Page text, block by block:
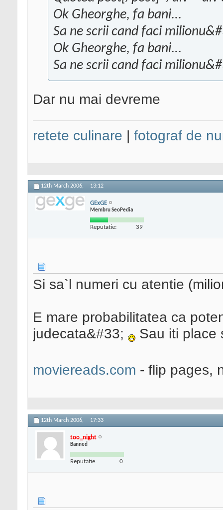
Ok Gheorghe, fa bani...
Sa ne scrii cand faci
Ok Gheorghe, fa bani...
Sa ne scrii cand faci
Dar nu mai devreme
retete culinare | fotograf de
12th March 2006, 13:12
GExGE
Membru SeoPedia
Reputatie: 39
Si sa`l numeri cu atentie
E mare probabilitatea ca
judecata&#33;
Sau iti place
moviereads.com - flip pages,
12th March 2006, 17:33
too_night
Banned
Reputatie: 0